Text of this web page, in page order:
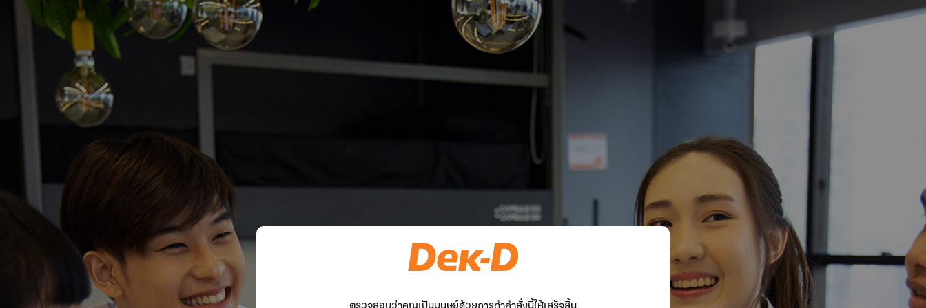
ตรวจสอบว่าคุณเป็นมนุษย์ด้วยการทำคำสั่งนี้ให้เสร็จสิ้น